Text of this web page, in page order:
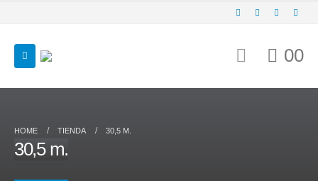
00
HOME TIENDA 30,5 M.
30,5 m.